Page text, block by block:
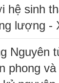
hệ sinh
lượng -
Nguyên
phong và